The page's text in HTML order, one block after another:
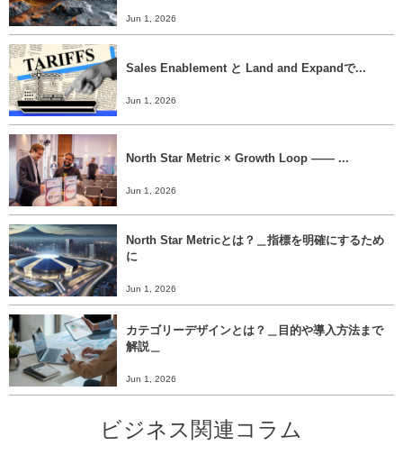
Jun 1, 2026
Sales Enablement と Land and Expandで...
Jun 1, 2026
North Star Metric × Growth Loop ―― ...
Jun 1, 2026
North Star Metricとは？＿指標を明確にするため
に
Jun 1, 2026
カテゴリーデザインとは？＿目的や導入方法まで
解説＿
Jun 1, 2026
ビジネス関連コラム